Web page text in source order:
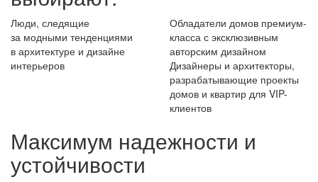
Люди, следящие
за модными тенденциями
в архитектуре и дизайне
интерьеров
Обладатели домов премиум-
класса с эксклюзивным
авторским дизайном
Дизайнеры и архитекторы,
разрабатывающие проекты
домов и квартир для VIP-
клиентов
Максимум надежности и
устойчивости